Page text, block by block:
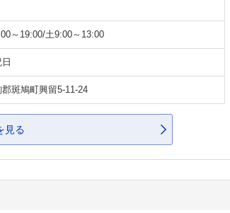
～19:00/土9:00～13:00
斑鳩町興留5-11-24
見る